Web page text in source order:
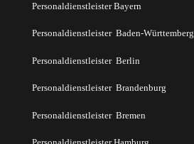
Personaldienstleister Bayern
Personaldienstleister Baden-Württemberg
Personaldienstleister Berlin
Personaldienstleister Brandenburg
Personaldienstleister Bremen